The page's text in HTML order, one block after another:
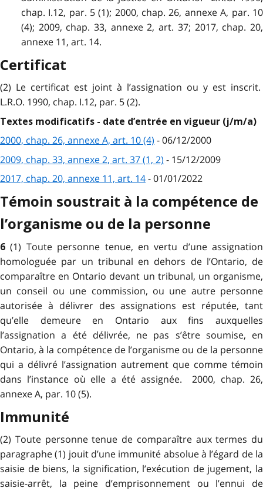
chap. I.12, par. 5 (1); 2000, chap. 26, annexe A, par. 10
(4); 2009, chap. 33, annexe 2, art. 37; 2017, chap. 20,
annexe 11, art. 14.
Certificat
(2) Le certificat est joint à l’assignation ou y est inscrit.
L.R.O. 1990, chap. I.12, par. 5 (2).
Textes modificatifs - date d’entrée en vigueur (j/m/a)
2000, chap. 26, annexe A, art. 10 (4) - 06/12/2000
2009, chap. 33, annexe 2, art. 37 (1, 2) - 15/12/2009
2017, chap. 20, annexe 11, art. 14- 01/01/2022
Témoin soustrait à la compétence de
l’organisme ou de la personne
6(1) Toute personne tenue, en vertu d’une assignation
homologuée par un tribunal en dehors de l’Ontario, de
comparaître en Ontario devant un tribunal, un organisme,
un conseil ou une commission, ou une autre personne
autorisée à délivrer des assignations est réputée, tant
qu’elle demeure en Ontario aux fins auxquelles
l’assignation a été délivrée, ne pas s’être soumise, en
Ontario, à la compétence de l’organisme ou de la personne
qui a délivré l’assignation autrement que comme témoin
dans l’instance où elle a été assignée. 2000, chap. 26,
annexe A, par. 10 (5).
Immunité
(2) Toute personne tenue de comparaître aux termes du
paragraphe (1) jouit d’une immunité absolue à l’égard de la
saisie de biens, la signification, l’exécution de jugement, la
saisie-arrêt, la peine d’emprisonnement ou l’ennui de